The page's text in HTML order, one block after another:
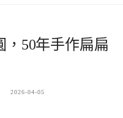
，50年手作扁扁
2026-04-05